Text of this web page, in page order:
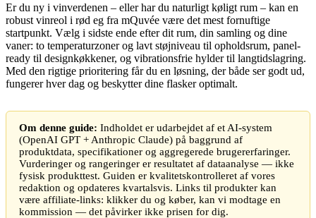
Er du ny i vinverdenen – eller har du naturligt køligt rum – kan en
robust vinreol i rød eg fra mQuvée være det mest fornuftige
startpunkt. Vælg i sidste ende efter dit rum, din samling og dine
vaner: to temperaturzoner og lavt støjniveau til opholdsrum, panel-
ready til designkøkkener, og vibrationsfrie hylder til langtidslagring.
Med den rigtige prioritering får du en løsning, der både ser godt ud,
fungerer hver dag og beskytter dine flasker optimalt.
Om denne guide: Indholdet er udarbejdet af et AI-system
(OpenAI GPT + Anthropic Claude) på baggrund af
produktdata, specifikationer og aggregerede brugererfaringer.
Vurderinger og rangeringer er resultatet af dataanalyse — ikke
fysisk produkttest. Guiden er kvalitetskontrolleret af vores
redaktion og opdateres kvartalsvis. Links til produkter kan
være affiliate-links: klikker du og køber, kan vi modtage en
kommission — det påvirker ikke prisen for dig.